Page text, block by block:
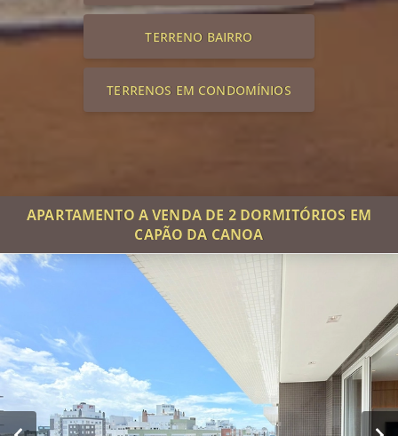
TERRENO BAIRRO
TERRENOS EM CONDOMÍNIOS
APARTAMENTO A VENDA DE 2 DORMITÓRIOS EM
CAPÃO DA CANOA